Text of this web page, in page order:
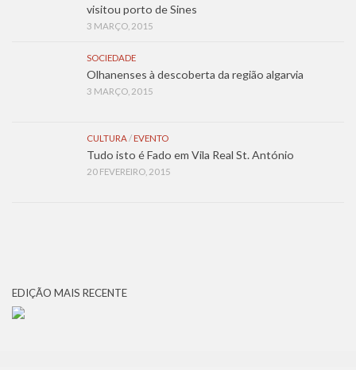
visitou porto de Sines
3 MARÇO, 2015
SOCIEDADE
Olhanenses à descoberta da região algarvia
3 MARÇO, 2015
CULTURA/ EVENTO
Tudo isto é Fado em Vila Real St. António
20 FEVEREIRO, 2015
EDIÇÃO MAIS RECENTE